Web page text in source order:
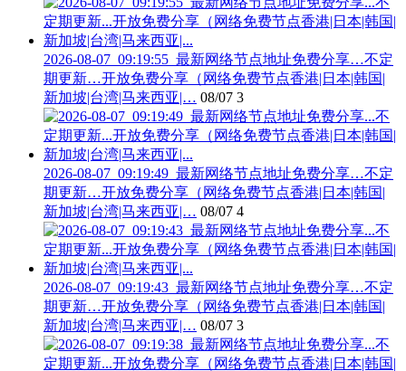
2026-08-07_09:19:55_最新网络节点地址免费分享…不定
期更新…开放免费分享（网络免费节点香港|日本|韩国|
新加坡|台湾|马来西亚|… 08/07 3
2026-08-07_09:19:49_最新网络节点地址免费分享…不定
期更新…开放免费分享（网络免费节点香港|日本|韩国|
新加坡|台湾|马来西亚|… 08/07 4
2026-08-07_09:19:43_最新网络节点地址免费分享…不定
期更新…开放免费分享（网络免费节点香港|日本|韩国|
新加坡|台湾|马来西亚|… 08/07 3